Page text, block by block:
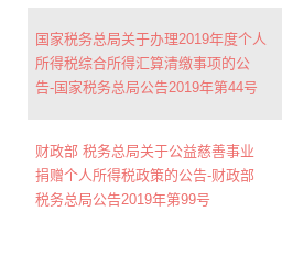
国家税务总局关于办理2019年度个人
所得税综合所得汇算清缴事项的公
告-国家税务总局公告2019年第44号
财政部 税务总局关于公益慈善事业
捐赠个人所得税政策的公告-财政部
税务总局公告2019年第99号